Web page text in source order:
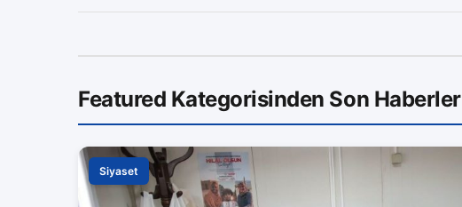
Featured Kategorisinden Son Haberler
Siyaset